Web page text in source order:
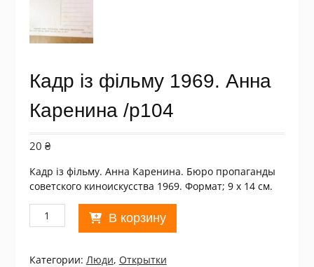
Кадр із фільму 1969. Анна
Каренина /p104
20 ₴
Кадр із фільму. Анна Каренина. Бюро пропаганды
советского киноискусства 1969. Формат; 9 х 14 см.
Количество
товара
із
В корзину
Категории: Люди, Открытки